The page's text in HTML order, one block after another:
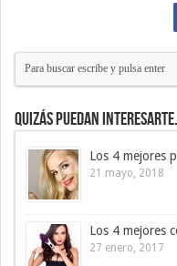
Quizás puedan
Los 4 mejores
21 mayo, 2018
Los 4 mejores
27 enero, 2017